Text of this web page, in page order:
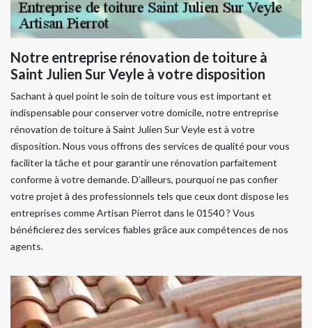
Notre entreprise rénovation de toiture à
Saint Julien Sur Veyle à votre disposition
Sachant à quel point le soin de toiture vous est important et
indispensable pour conserver votre domicile, notre entreprise
rénovation de toiture à Saint Julien Sur Veyle est à votre
disposition. Nous vous offrons des services de qualité pour vous
faciliter la tâche et pour garantir une rénovation parfaitement
conforme à votre demande. D’ailleurs, pourquoi ne pas confier
votre projet à des professionnels tels que ceux dont dispose les
entreprises comme Artisan Pierrot dans le 01540 ? Vous
bénéficierez des services fiables grâce aux compétences de nos
agents.